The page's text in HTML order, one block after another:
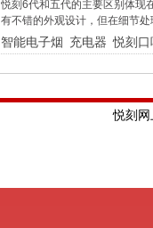
悦刻6代和五代的主要区别体现
有不错的外观设计，但在细节
智能电子烟 充电器 悦刻口
悦刻